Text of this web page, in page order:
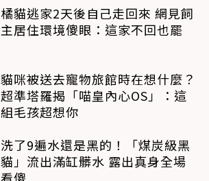
橘貓逃家2天後自己走回來 網見飼
主居住環境傻眼：這家不回也罷
貓咪被送去寵物旅館時在想什麼？
超準塔羅揭「喵皇內心OS」：這
組毛孩超想你
洗了9遍水還是黑的！「煤炭級黑
貓」流出滿缸髒水 露出真身全場